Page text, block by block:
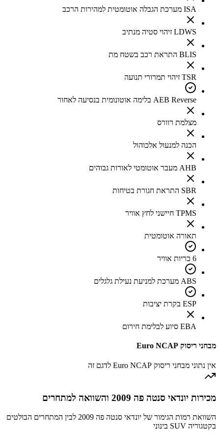
ISA מערכת הגבלה אוטומטית למהירות הרכב
LDWS זיהוי סטיה מנתיב
BLIS התראת רכב בשטח מת
TSR זיהוי תמרורי תנועה
AEB Reverse בלימה אוטונומית בנסיעה לאחור
מצלמת רוורס
הכנה למנעול אלכוהול
AHB מעבר אוטומטי לאורות גבוהים
SBR התראת חגורת בטיחות
TPMS חיישני לחץ אוויר
תאורה אוטומטית
6 כריות אוויר
ABS מערכת למניעת נעילת גלגלים
ESP בקרת יציבות
EBA סיוע לבלימת חירום
מבחני ריסוק Euro NCAP
אין נתוני מבחני ריסוק Euro NCAP לדגם זה
מכירות יונדאי סנטה פה 2009 והשוואה למתחרים
השוואת רמות הגימור של יונדאי סנטה פה 2009 לבין המתחרים הבולטים
בקטגוריה SUV בינוני